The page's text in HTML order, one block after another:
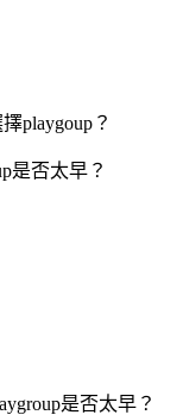
playgoup？
是否太早？
是否太早？